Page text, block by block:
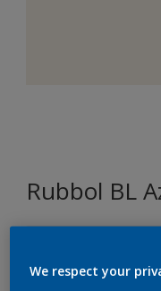
Rubbol BL
We respect your